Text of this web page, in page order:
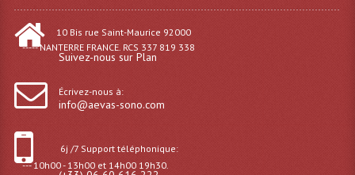
Consoles Éclairage DMX
Dispatches
Guirlandes Lumineuse
10 Bis rue Saint-Maurice 92000
----- NANTERRE FRANCE. RCS 337 819 338
Suivez-nous sur Plan
Écrivez-nous à:
info@aevas-sono.com
6j /7 Support téléphonique:
--- 10h00 - 13h00 et 14h00 19h30.